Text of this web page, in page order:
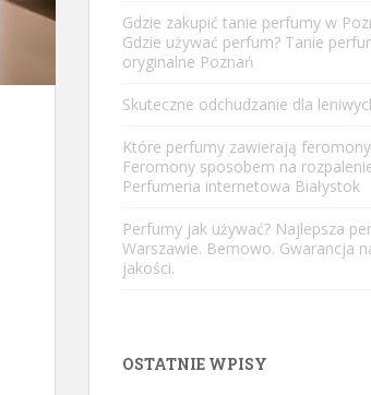
Gdzie zakupić tanie perfumy w
Gdzie używać perfum? Tanie
oryginalne Poznań
Skuteczne odchudzanie dla
Które perfumy zawierają
Feromony sposobem na
Perfumeria internetowa Białystok
Perfumy jak używać? Najlepsza
Warszawie. Bemowo. Gwarancja
jakości.
OSTATNIE WPISY